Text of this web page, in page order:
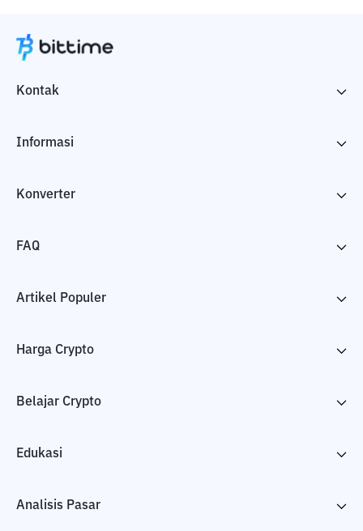
Kontak
Informasi
Konverter
FAQ
Artikel Populer
Harga Crypto
Belajar Crypto
Edukasi
Analisis Pasar